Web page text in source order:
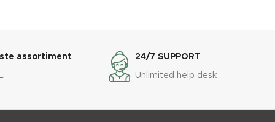
assortiment 24/7 SUPPORT
Unlimited help desk